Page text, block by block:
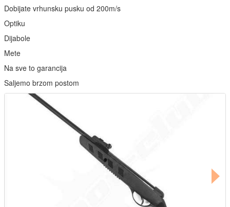
Dobijate vrhunsku pusku od 200m/s
Optiku
Dijabole
Mete
Na sve to garancija
Saljemo brzom postom